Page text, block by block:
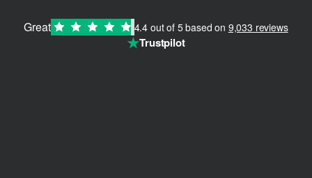
Great 4.4 out of 5 based on 9,033 reviews
★Trustpilot